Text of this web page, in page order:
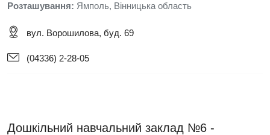
Розташування: Ямполь, Вінницька область
вул. Ворошилова, буд. 69
(04336) 2-28-05
Дошкільний навчальний заклад №6 -